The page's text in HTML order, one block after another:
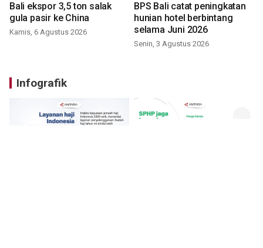
Bali ekspor 3,5 ton salak
gula pasir ke China
Kamis, 6 Agustus 2026
BPS Bali catat peningkatan
hunian hotel berbintang
selama Juni 2026
Senin, 3 Agustus 2026
Infografik